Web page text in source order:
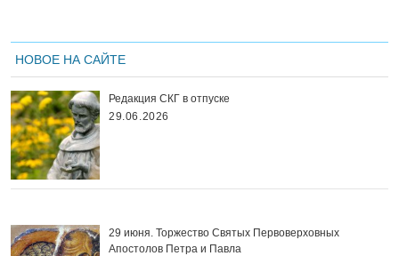
НОВОЕ НА САЙТЕ
Редакция СКГ в отпуске
29.06.2026
29 июня. Торжество Святых Первоверховных
Апостолов Петра и Павла